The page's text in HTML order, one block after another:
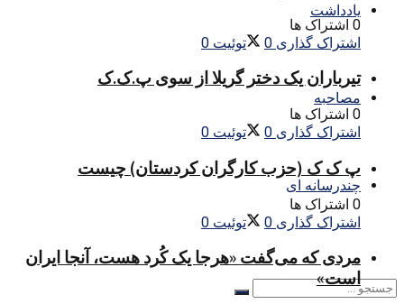
یادداشت
مصاحبه
چندرسانه ای
0 اشتراک ها
اشتراک گذاری 0 توئیت 0
تیرباران یک دختر گریلا از سوی پ.ک.ک
0 اشتراک ها
اشتراک گذاری 0 توئیت 0
پ ک ک (حزب کارگران کردستان) چیست
0 اشتراک ها
اشتراک گذاری 0 توئیت 0
مردی که می‌گفت «هرجا یک کُرد هست، آنجا ایران
است»